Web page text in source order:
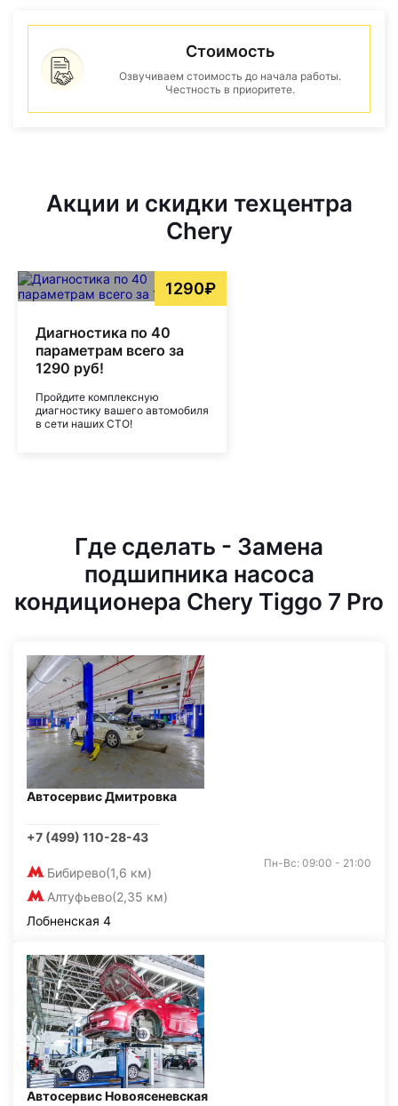
Стоимость
Озвучиваем стоимость до начала работы.
Честность в приоритете.
Акции и скидки техцентра
Chery
1290₽
Диагностика по 40
параметрам всего за
1290 руб!
Пройдите комплексную
диагностику вашего автомобиля
в сети наших СТО!
Где сделать - Замена
подшипника насоса
кондиционера Chery Tiggo 7 Pro
Автосервис Дмитровка
+7 (499) 110-28-43
Бибирево(1,6 км)
Алтуфьево(2,35 км)
Пн-Вс: 09:00 - 21:00
Лобненская 4
Автосервис Новоясеневская